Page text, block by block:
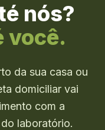
nós?
você.
da sua casa ou
domiciliar vai
com a
laboratório.